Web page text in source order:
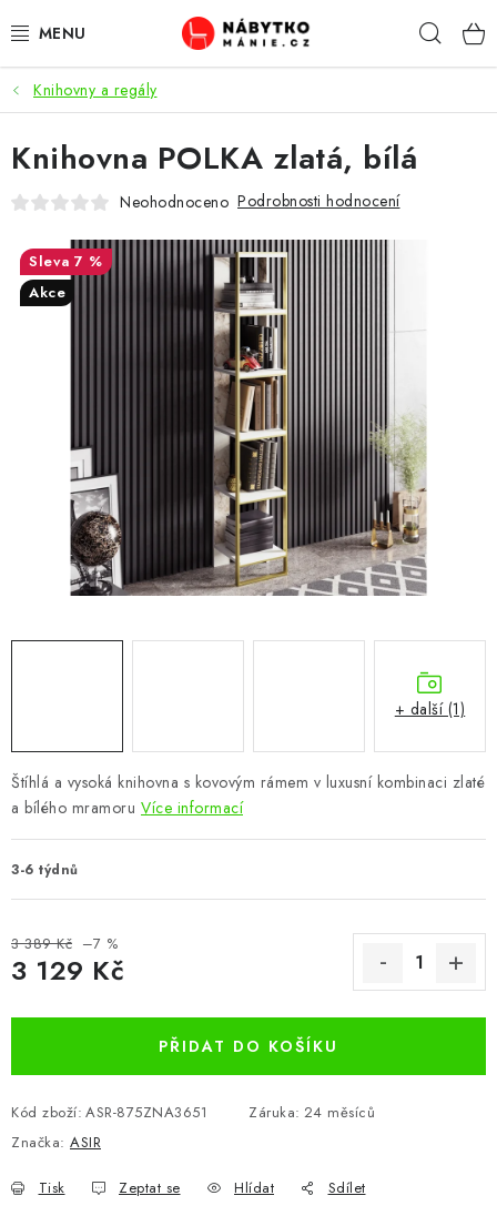
na
OBÝVACÍ POKOJ
KUCHYŇ A JÍDELNA
LOŽNICE
DĚTSKÝ POKOJ
KANCELÁŘ / PRACOVNA
PŘEDSÍŇ
CHOVATELSKÉ POTŘEBY
DOPLŇKY A DEKORACE
VÝPRODEJ
Kontakty
Knihovny a regály
Štíhlá a vysoká knihovna s kovovým rámem v luxusní kombinaci zlaté
a bílého mramoru Více informací
3-6 týdnů
3 389 Kč –7 %
3 129 Kč
PŘIDAT DO KOŠÍKU
Kód zboží: ASR-875ZNA3651 Záruka: 24 měsíců
Značka: ASIR
Tisk Zeptat se Hlídat Sdílet
Knihovna POLKA zlatá, bílá
Neohodnoceno Podrobnosti hodnocení
7 %
Akce
+ další (1)